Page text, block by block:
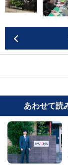
あわせて読